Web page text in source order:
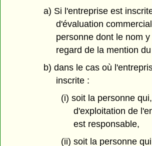
a) Si l'entreprise est
d'évaluation
personne dont le nom
regard de la mention
b) dans le cas où
inscrite :
(i) soit la personne
d'exploitation de
est responsable,
(ii) soit la personne